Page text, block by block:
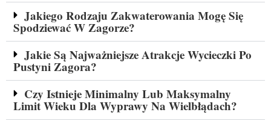
Jakiego Rodzaju Zakwaterowania Mogę Się
Spodziewać W Zagorze?
Jakie Są Najważniejsze Atrakcje Wycieczki Po
Pustyni Zagora?
Czy Istnieje Minimalny Lub Maksymalny
Limit Wieku Dla Wyprawy Na Wielbłądach?